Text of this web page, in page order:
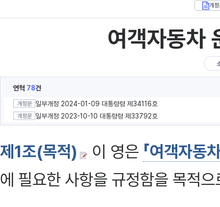
개정
여객자동차
연혁 78건
개정문 일부개정 2024-01-09 대통령령 제34116호
개정문 일부개정 2023-10-10 대통령령 제33792호
제1조(목적) 이 영은 「여객자동
에 필요한 사항을 규정함을 목적으